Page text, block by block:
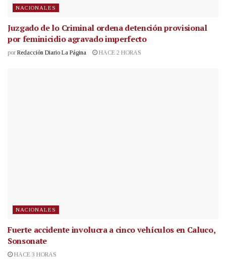
NACIONALES
Juzgado de lo Criminal ordena detención provisional
por feminicidio agravado imperfecto
por Redacción Diario La Página HACE 2 HORAS
NACIONALES
Fuerte accidente involucra a cinco vehículos en Caluco,
Sonsonate
HACE 3 HORAS